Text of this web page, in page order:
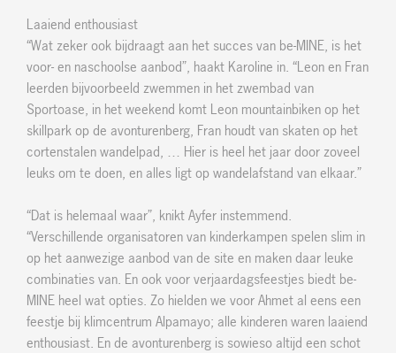
Laaiend enthousiast
“Wat zeker ook bijdraagt aan het succes van be-MINE, is het
voor- en naschoolse aanbod”, haakt Karoline in. “Leon en Fran
leerden bijvoorbeeld zwemmen in het zwembad van
Sportoase, in het weekend komt Leon mountainbiken op het
skillpark op de avonturenberg, Fran houdt van skaten op het
cortenstalen wandelpad, … Hier is heel het jaar door zoveel
leuks om te doen, en alles ligt op wandelafstand van elkaar.”
“Dat is helemaal waar”, knikt Ayfer instemmend.
“Verschillende organisatoren van kinderkampen spelen slim in
op het aanwezige aanbod van de site en maken daar leuke
combinaties van. En ook voor verjaardagsfeestjes biedt be-
MINE heel wat opties. Zo hielden we voor Ahmet al eens een
feestje bij klimcentrum Alpamayo; alle kinderen waren laaiend
enthousiast. En de avonturenberg is sowieso altijd een schot